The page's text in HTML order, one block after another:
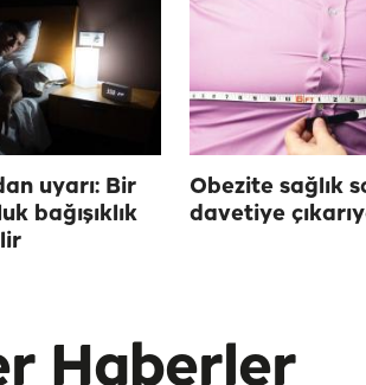
uyarı: Bir
bağışıklık
Obezite sağlık
davetiye
Haberler